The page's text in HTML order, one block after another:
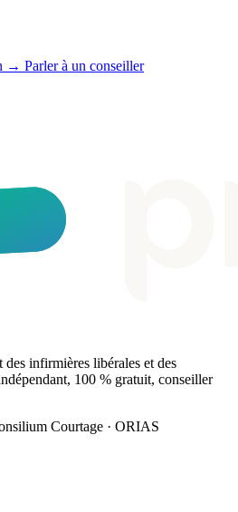
→ Parler à un conseiller
infirmières libérales et des
100 % gratuit, conseiller
Courtage · ORIAS